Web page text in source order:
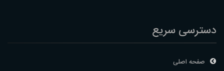
دسترسی سریع
صفحه اصلی